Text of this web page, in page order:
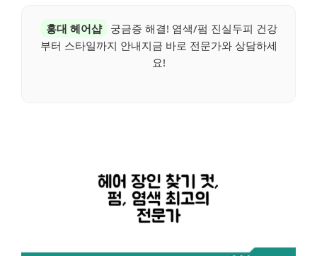
홍대 헤어샵
궁금증 해결! 염색/펌 진실두피 건강
부터 스타일까지 안내지금 바로 전문가와 상담하세
요!